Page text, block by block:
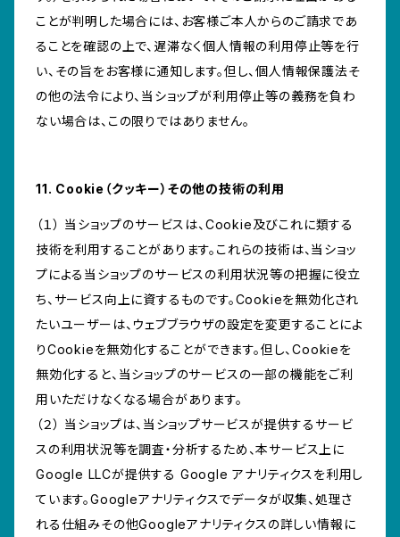
ことが判明した場合には、お客様ご本人からのご請求であ
ることを確認の上で、遅滞なく個人情報の利用停止等を行
い、その旨をお客様に通知します。但し、個人情報保護法そ
の他の法令により、当ショップが利用停止等の義務を負わ
ない場合は、この限りではありません。
11. Cookie（クッキー）その他の技術の利用
（１） 当ショップのサービスは、Cookie及びこれに類する
技術を利用することがあります。これらの技術は、当ショッ
プによる当ショップのサービスの利用状況等の把握に役立
ち、サービス向上に資するものです。Cookieを無効化され
たいユーザーは、ウェブブラウザの設定を変更することによ
りCookieを無効化することができます。但し、Cookieを
無効化すると、当ショップのサービスの一部の機能をご利
用いただけなくなる場合があります。
（２） 当ショップは、当ショップサービスが提供するサービ
スの利用状況等を調査・分析するため、本サービス上に
Google LLCが提供する Google アナリティクスを利用し
ています。Googleアナリティクスでデータが収集、処理さ
れる仕組みその他Googleアナリティクスの詳しい情報に